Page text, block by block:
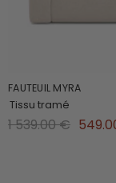
FAUTEUIL MYRA
Tissu tramé
1 539.00 €